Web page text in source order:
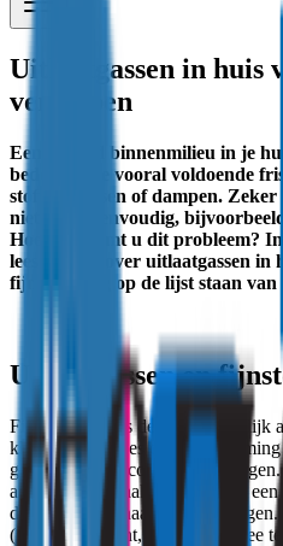
Uitlaatgassen in huis
verhelpen
Een gezond binnenmilieu in je
bedoelen we vooral voldoende
stoffen, gassen of dampen. Zeker
niet altijd eenvoudig,
Hoe voorkomt u dit probleem?
leest u alles over uitlaatgassen in
fijnstof hoog op de lijst staan van
Uitlaatgassen en
Fijnstof is, zoals de naam eigenlijk
kleine stofdeeltjes die bij
gezondheidsrisico’s kunnen
andere veroorzaakt door roken,
die van buiten naar binnen dringen.
(snel)weg woont, heeft u hiermee te